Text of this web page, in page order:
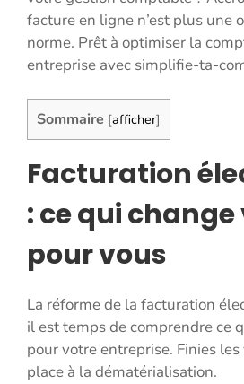
facture en ligne n’est plus une
norme. Prêt à optimiser la
entreprise avec simplifie-ta-
Sommaire [afficher]
Facturation
: ce qui
pour vous
La réforme de la facturation
il est temps de comprendre ce
pour votre entreprise. Finies
place à la dématérialisation.